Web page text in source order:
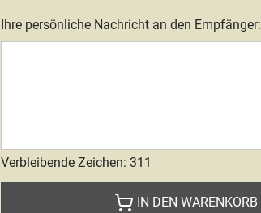
Ihre persönliche Nachricht an den Empfänger:
Verbleibende Zeichen: 311
IN DEN WARENKORB